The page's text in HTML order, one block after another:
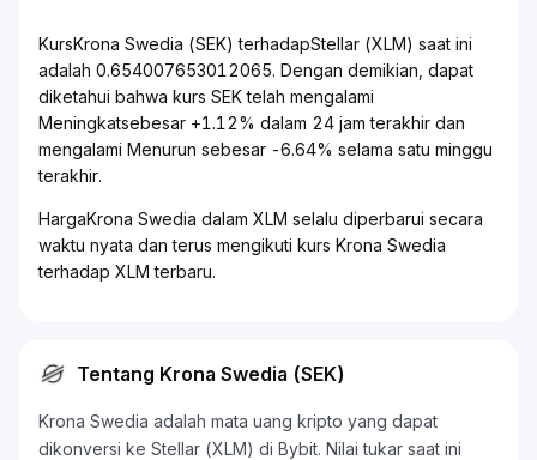
KursKrona Swedia (SEK) terhadapStellar (XLM) saat ini
adalah 0.654007653012065. Dengan demikian, dapat
diketahui bahwa kurs SEK telah mengalami
Meningkatsebesar +1.12% dalam 24 jam terakhir dan
mengalami Menurun sebesar -6.64% selama satu minggu
terakhir.
HargaKrona Swedia dalam XLM selalu diperbarui secara
waktu nyata dan terus mengikuti kurs Krona Swedia
terhadap XLM terbaru.
Tentang Krona Swedia (SEK)
Krona Swedia adalah mata uang kripto yang dapat
dikonversi ke Stellar (XLM) di Bybit. Nilai tukar saat ini